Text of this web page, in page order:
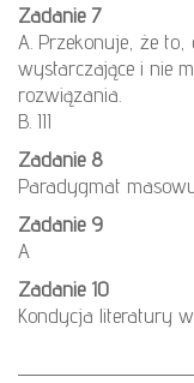
Zadanie 7
A. Przekonuje, że
wystarczające i nie
rozwiązania.
B. III
Zadanie 8
Paradygmat
Zadanie 9
A
Zadanie 10
Kondycja literatury